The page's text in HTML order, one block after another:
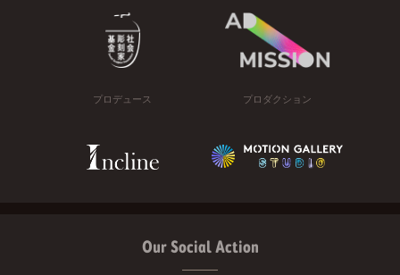
プロデュース プロダクション
Our Social Action